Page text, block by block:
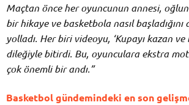
Maçtan önce her oyuncunun annesi,
bir hikaye ve basketbola nasıl
yolladı. Her biri videoyu, ‘Kupayı kazan ve
dileğiyle bitirdi. Bu, oyunculara ekstra
çok önemli bir andı.”
Basketbol gündemindeki en son